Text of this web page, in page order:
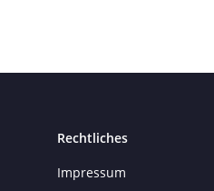
Rechtliches
Impressum